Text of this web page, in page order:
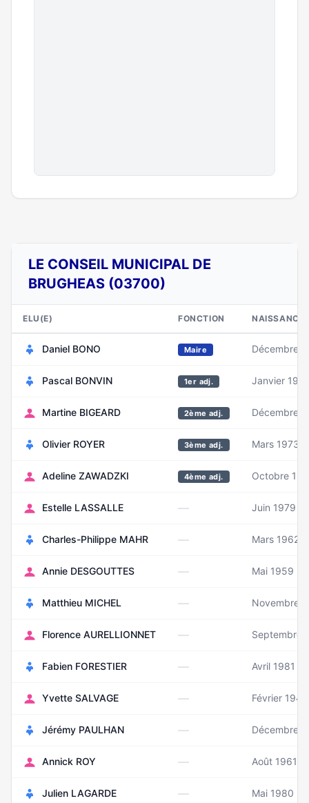
LE CONSEIL MUNICIPAL DE
BRUGHEAS (03700)
ELU(E) FONCTION NAISSANCE
Daniel BONO Maire Décembre
Pascal BONVIN 1er adj. Janvier 1971
Martine BIGEARD 2ème adj. Décembre
Olivier ROYER 3ème adj. Mars 1973
Adeline ZAWADZKI 4ème adj. Octobre
Estelle LASSALLE — Juin 1979
Charles-Philippe MAHR — Mars 1962
Annie DESGOUTTES — Mai 1959
Matthieu MICHEL — Novembre
Florence AURELLIONNET — Septembre
Fabien FORESTIER — Avril 1981
Yvette SALVAGE — Février 1947
Jérémy PAULHAN — Décembre
Annick ROY — Août 1961
Julien LAGARDE — Mai 1980